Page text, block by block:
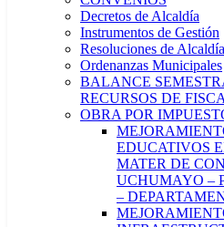
Decretos de Alcaldía
Instrumentos de Gestión
Resoluciones de Alcaldía
Ordenanzas Municipales
BALANCE
RECURSOS DE
OBRA POR
EDUCATIVOS
MATER DE
UCHUMAYO –
–